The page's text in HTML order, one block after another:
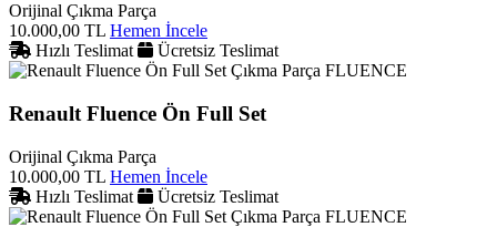
Orijinal Çıkma Parça
10.000,00 TL Hemen İncele
Hızlı Teslimat
Ücretsiz Teslimat
FLUENCE
Renault Fluence Ön Full Set
Orijinal Çıkma Parça
10.000,00 TL Hemen İncele
Hızlı Teslimat
Ücretsiz Teslimat
FLUENCE